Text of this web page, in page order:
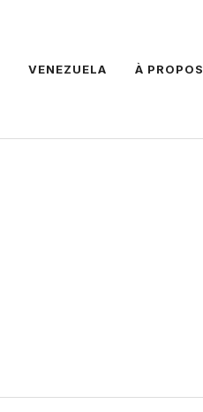
VENEZUELA À PROPOS